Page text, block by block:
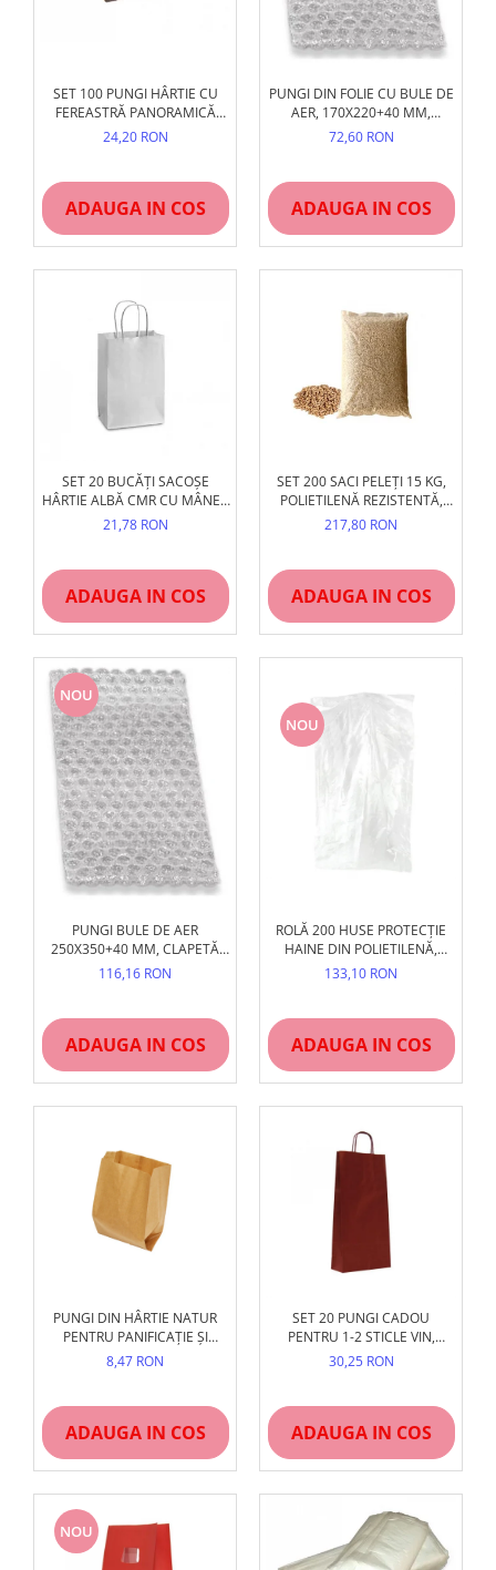
SET 100 PUNGI HÂRTIE CU
FEREASTRĂ PANORAMICĂ
BOPP, DIVERSE MĂRIMI,
PANIFICAȚIE ȘI PATISERIE
24,20 RON
ADAUGA IN COS
PUNGI DIN FOLIE CU BULE DE
AER, 170X220+40 MM,
INCHIDERE CLAPETA ADEZIV
PERMANENT, 100 BUC/SET
72,60 RON
ADAUGA IN COS
SET 20 BUCĂȚI SACOȘE
HÂRTIE ALBĂ CMR CU MÂNER
RĂSUCIT
21,78 RON
ADAUGA IN COS
SET 200 SACI PELEȚI 15 KG,
POLIETILENĂ REZISTENTĂ,
460X700 MM, NEIMPRIMAȚI
217,80 RON
ADAUGA IN COS
NOU
PUNGI BULE DE AER
250X350+40 MM, CLAPETĂ
ADEZIVĂ, 80 BUC
116,16 RON
ADAUGA IN COS
NOU
ROLĂ 200 HUSE PROTECȚIE
HAINE DIN POLIETILENĂ,
PROFIL UMERAȘ,
TRANSPARENTE
133,10 RON
ADAUGA IN COS
PUNGI DIN HÂRTIE NATUR
PENTRU PANIFICAȚIE ȘI
PATISERIE, NEIMPRIMATE
(DIVERSE MĂRIMI)
8,47 RON
ADAUGA IN COS
SET 20 PUNGI CADOU
PENTRU 1-2 STICLE VIN,
18X8X38 CM
30,25 RON
ADAUGA IN COS
NOU